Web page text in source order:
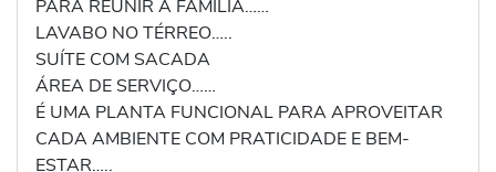
PARA REUNIR A FAMÍLIA……
LAVABO NO TÉRREO…..
SUÍTE COM SACADA
ÁREA DE SERVIÇO……
É UMA PLANTA FUNCIONAL PARA APROVEITAR
CADA AMBIENTE COM PRATICIDADE E BEM-
ESTAR…..